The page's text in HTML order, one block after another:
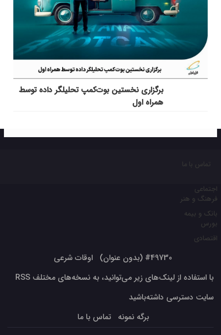
برگزاری نخستین بوت‌کمپ تحلیلگر داده توسط
همراه اول
تماس با ما
اجتماعی
فرهنگ و هنر
بانک و بیمه
بورس
اقتصادی
#49730 (بدون عنوان)
اوقات شرعی
با استفاده از لینک‌های زیر می‌توانید، به نسخه‌های مختلف RSS
سایت دسترسی داشته‌باشید
برگه نمونه
تماس با ما